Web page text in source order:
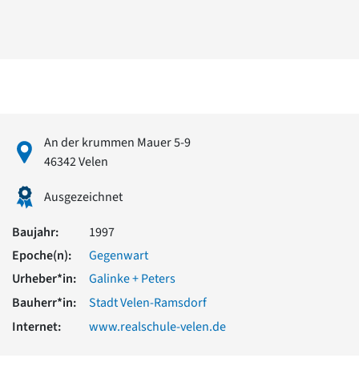
Epochen
Gesamtübersicht...
Postmoderne
Moderne
Reformarchitektur
Jugendstil
Historismus
Klassizismus
Barock
Renaissance
An der krummen Mauer 5-9
46342 Velen
Ausgezeichnet
Baujahr:
1997
Epoche(n):
Gegenwart
Urheber*in:
Galinke + Peters
Bauherr*in:
Stadt Velen-Ramsdorf
Internet:
www.realschule-velen.de